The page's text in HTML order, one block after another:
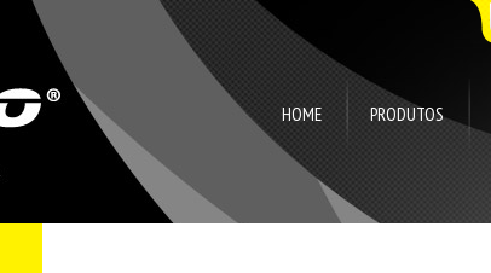
HOME PRODUTOS